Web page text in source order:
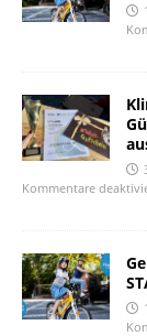
Kommentare